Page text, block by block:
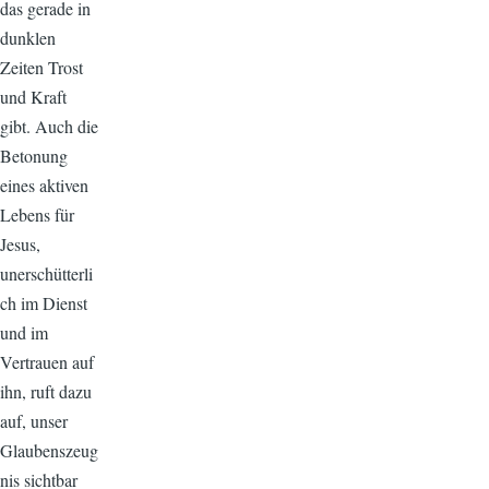
das gerade in
dunklen
Zeiten Trost
und Kraft
gibt. Auch die
Betonung
eines aktiven
Lebens für
Jesus,
unerschütterli
ch im Dienst
und im
Vertrauen auf
ihn, ruft dazu
auf, unser
Glaubenszeug
nis sichtbar